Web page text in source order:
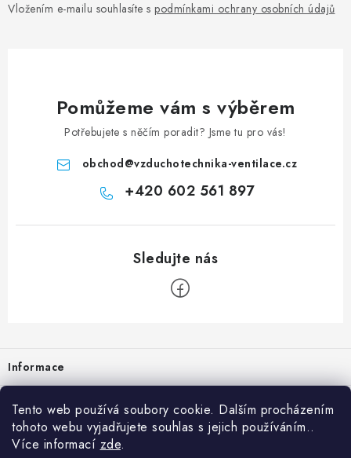
Tento web používá soubory cookie. Dalším procházením
tohoto webu vyjadřujete souhlas s jejich používáním..
Více informací zde.
Vložením e-mailu souhlasíte s podmínkami ochrany osobních údajů
Pomůžeme vám s výběrem
Potřebujete s něčím poradit? Jsme tu pro vás!
obchod@vzduchotechnika-ventilace.cz
+420 602 561 897
Informace
Prodejna
Rady a tipy